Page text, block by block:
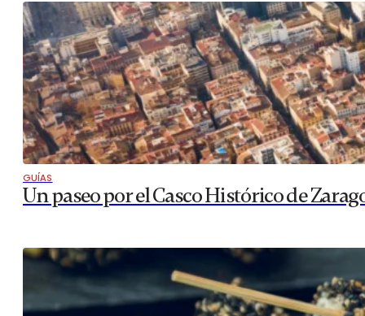
GUÍAS
Un paseo por el Casco Histórico de